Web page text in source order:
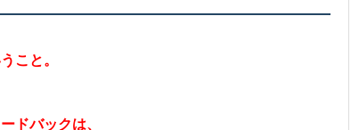
こと。
ドバックは、